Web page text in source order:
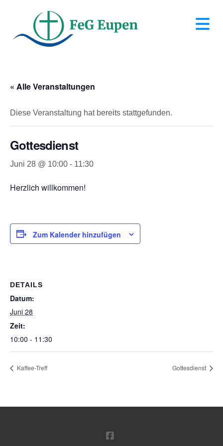
« Alle Veranstaltungen
Diese Veranstaltung hat bereits stattgefunden.
Gottesdienst
Juni 28 @ 10:00 - 11:30
Herzlich willkommen!
Zum Kalender hinzufügen
DETAILS
Datum:
Juni 28
Zeit:
10:00 - 11:30
Kaffee-Treff Gottesdienst